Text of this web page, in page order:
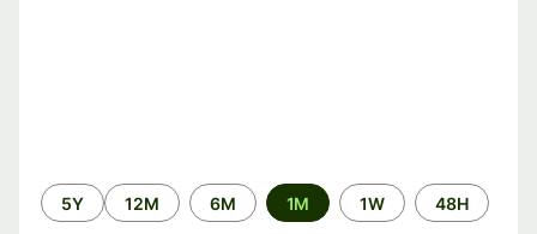
الفترة
الزمنية
48H
1W
1M
6M
12M
5Y